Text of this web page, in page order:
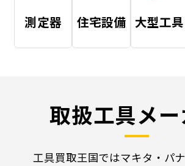
測定器 住宅設備 大型工具
取扱工具メー
工具買取王国ではマキタ・パ